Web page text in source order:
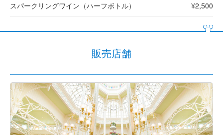
スパークリングワイン（ハーフボトル） ¥2,500
販売店舗